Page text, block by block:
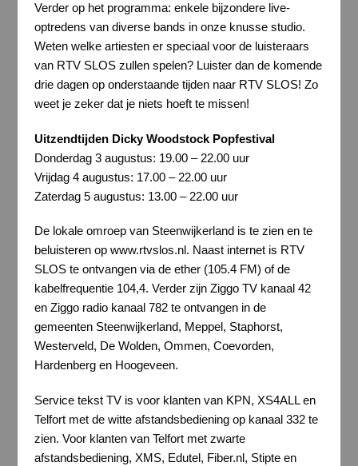
Verder op het programma: enkele bijzondere live-
optredens van diverse bands in onze knusse studio.
Weten welke artiesten er speciaal voor de luisteraars
van RTV SLOS zullen spelen? Luister dan de komende
drie dagen op onderstaande tijden naar RTV SLOS! Zo
weet je zeker dat je niets hoeft te missen!
Uitzendtijden Dicky Woodstock Popfestival
Donderdag 3 augustus: 19.00 – 22.00 uur
Vrijdag 4 augustus: 17.00 – 22.00 uur
Zaterdag 5 augustus: 13.00 – 22.00 uur
De lokale omroep van Steenwijkerland is te zien en te
beluisteren op www.rtvslos.nl. Naast internet is RTV
SLOS te ontvangen via de ether (105.4 FM) of de
kabelfrequentie 104,4. Verder zijn Ziggo TV kanaal 42
en Ziggo radio kanaal 782 te ontvangen in de
gemeenten Steenwijkerland, Meppel, Staphorst,
Westerveld, De Wolden, Ommen, Coevorden,
Hardenberg en Hoogeveen.
Service tekst TV is voor klanten van KPN, XS4ALL en
Telfort met de witte afstandsbediening op kanaal 332 te
zien. Voor klanten van Telfort met zwarte
afstandsbediening, XMS, Edutel, Fiber.nl, Stipte en